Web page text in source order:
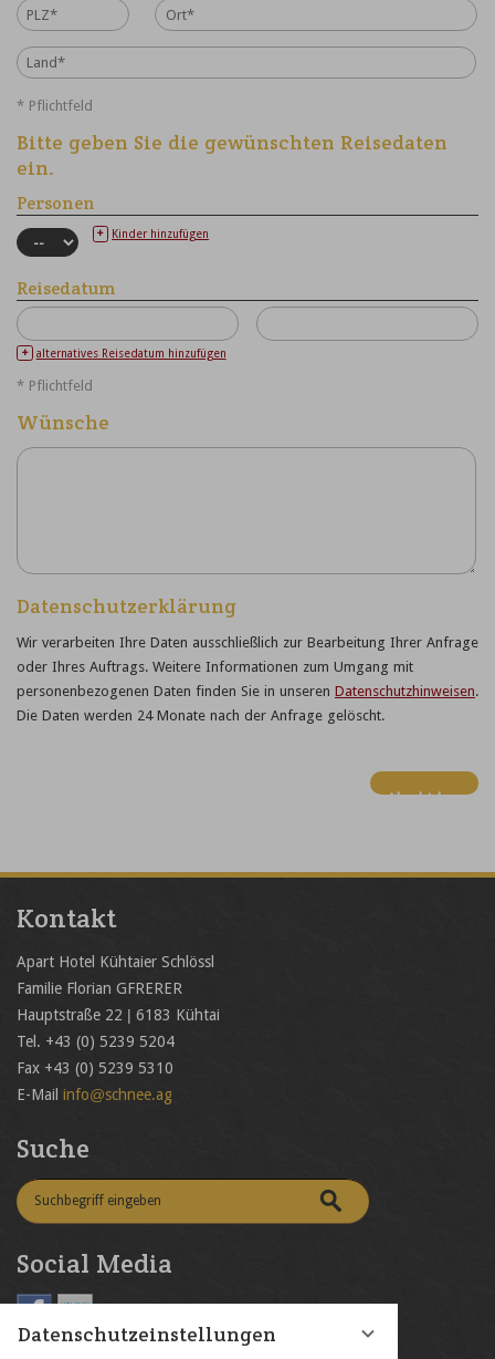
Datenschutzeinstellungen
* Pflichtfeld
Bitte geben Sie die gewünschten Reisedaten
ein.
Personen
+ Kinder hinzufügen
Reisedatum
+ alternatives Reisedatum hinzufügen
* Pflichtfeld
Wünsche
Datenschutzerklärung
Wir verarbeiten Ihre Daten ausschließlich zur Bearbeitung Ihrer Anfrage
oder Ihres Auftrags. Weitere Informationen zum Umgang mit
personenbezogenen Daten finden Sie in unseren Datenschutzhinweisen.
Die Daten werden 24 Monate nach der Anfrage gelöscht.
Kontakt
Apart Hotel Kühtaier Schlössl
Familie Florian GFRERER
Hauptstraße 22 | 6183 Kühtai
Tel. +43 (0) 5239 5204
Fax +43 (0) 5239 5310
E-Mail info@schnee.ag
Suche
Social Media